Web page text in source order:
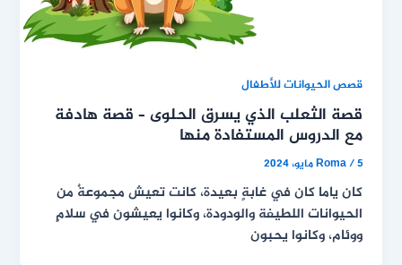
قصص الحيوانات للأطفال
قصة الثعلب الذي يسرق الحلوى – قصة هادفة
مع الدروس المستفادة منها
Roma/5 مايو، 2024
كان ياما كان في غابةٍ بعيدة، كانت تعيش مجموعةٌ من
الحيوانات اللطيفة والودودة، وكانوا يعيشون في سلامٍ
ووئام، وكانوا يحبون